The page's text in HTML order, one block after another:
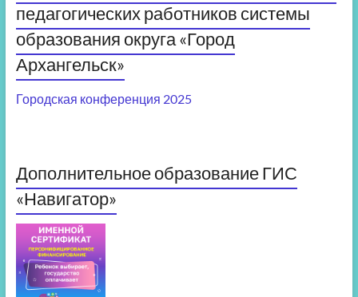
педагогических работников системы
образования округа «Город
Архангельск»
Городская конференция 2025
Дополнительное образование ГИС
«Навигатор»